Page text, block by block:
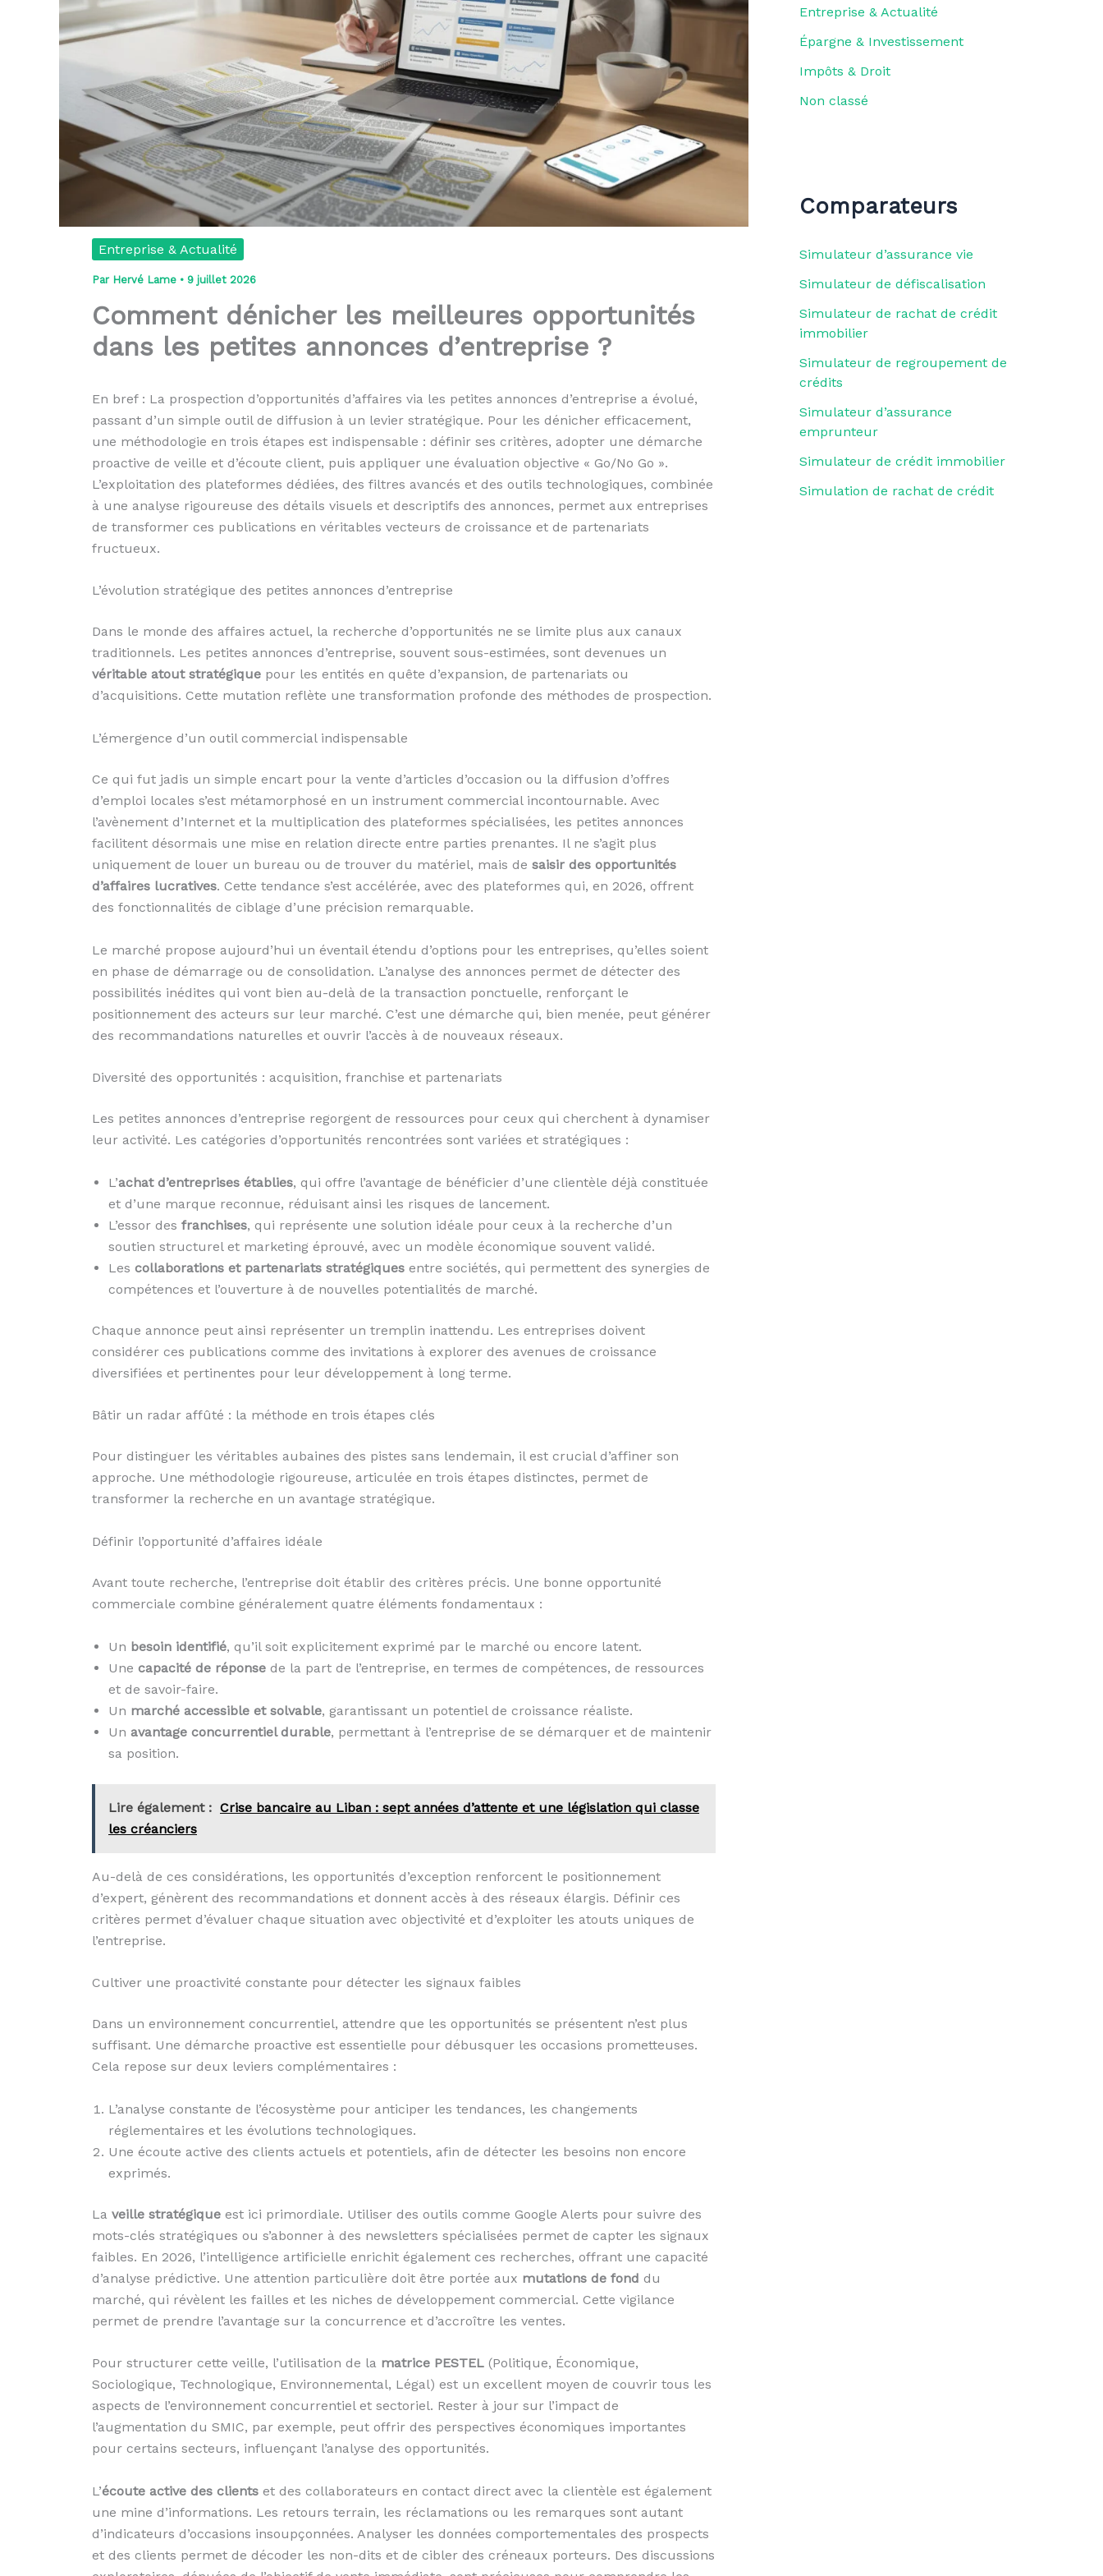
Entreprise & Actualité
Par Hervé Lame • 9 juillet 2026
Comment dénicher les meilleures opportunités
dans les petites annonces d’entreprise ?
En bref : La prospection d’opportunités d’affaires via les petites annonces d’entreprise a évolué,
passant d’un simple outil de diffusion à un levier stratégique. Pour les dénicher efficacement,
une méthodologie en trois étapes est indispensable : définir ses critères, adopter une démarche
proactive de veille et d’écoute client, puis appliquer une évaluation objective « Go/No Go ».
L’exploitation des plateformes dédiées, des filtres avancés et des outils technologiques, combinée
à une analyse rigoureuse des détails visuels et descriptifs des annonces, permet aux entreprises
de transformer ces publications en véritables vecteurs de croissance et de partenariats
fructueux.
L’évolution stratégique des petites annonces d’entreprise
Dans le monde des affaires actuel, la recherche d’opportunités ne se limite plus aux canaux
traditionnels. Les petites annonces d’entreprise, souvent sous-estimées, sont devenues un
véritable atout stratégique pour les entités en quête d’expansion, de partenariats ou
d’acquisitions. Cette mutation reflète une transformation profonde des méthodes de prospection.
L’émergence d’un outil commercial indispensable
Ce qui fut jadis un simple encart pour la vente d’articles d’occasion ou la diffusion d’offres
d’emploi locales s’est métamorphosé en un instrument commercial incontournable. Avec
l’avènement d’Internet et la multiplication des plateformes spécialisées, les petites annonces
facilitent désormais une mise en relation directe entre parties prenantes. Il ne s’agit plus
uniquement de louer un bureau ou de trouver du matériel, mais de saisir des opportunités
d’affaires lucratives. Cette tendance s’est accélérée, avec des plateformes qui, en 2026, offrent
des fonctionnalités de ciblage d’une précision remarquable.
Le marché propose aujourd’hui un éventail étendu d’options pour les entreprises, qu’elles soient
en phase de démarrage ou de consolidation. L’analyse des annonces permet de détecter des
possibilités inédites qui vont bien au-delà de la transaction ponctuelle, renforçant le
positionnement des acteurs sur leur marché. C’est une démarche qui, bien menée, peut générer
des recommandations naturelles et ouvrir l’accès à de nouveaux réseaux.
Diversité des opportunités : acquisition, franchise et partenariats
Les petites annonces d’entreprise regorgent de ressources pour ceux qui cherchent à dynamiser
leur activité. Les catégories d’opportunités rencontrées sont variées et stratégiques :
L’achat d’entreprises établies, qui offre l’avantage de bénéficier d’une clientèle déjà constituée
et d’une marque reconnue, réduisant ainsi les risques de lancement.
L’essor des franchises, qui représente une solution idéale pour ceux à la recherche d’un
soutien structurel et marketing éprouvé, avec un modèle économique souvent validé.
Les collaborations et partenariats stratégiques entre sociétés, qui permettent des synergies de
compétences et l’ouverture à de nouvelles potentialités de marché.
Chaque annonce peut ainsi représenter un tremplin inattendu. Les entreprises doivent
considérer ces publications comme des invitations à explorer des avenues de croissance
diversifiées et pertinentes pour leur développement à long terme.
Bâtir un radar affûté : la méthode en trois étapes clés
Pour distinguer les véritables aubaines des pistes sans lendemain, il est crucial d’affiner son
approche. Une méthodologie rigoureuse, articulée en trois étapes distinctes, permet de
transformer la recherche en un avantage stratégique.
Définir l’opportunité d’affaires idéale
Avant toute recherche, l’entreprise doit établir des critères précis. Une bonne opportunité
commerciale combine généralement quatre éléments fondamentaux :
Un besoin identifié, qu’il soit explicitement exprimé par le marché ou encore latent.
Une capacité de réponse de la part de l’entreprise, en termes de compétences, de ressources
et de savoir-faire.
Un marché accessible et solvable, garantissant un potentiel de croissance réaliste.
Un avantage concurrentiel durable, permettant à l’entreprise de se démarquer et de maintenir
sa position.
Lire également : Crise bancaire au Liban : sept années d’attente et une législation qui classe
les créanciers
Au-delà de ces considérations, les opportunités d’exception renforcent le positionnement
d’expert, génèrent des recommandations et donnent accès à des réseaux élargis. Définir ces
critères permet d’évaluer chaque situation avec objectivité et d’exploiter les atouts uniques de
l’entreprise.
Cultiver une proactivité constante pour détecter les signaux faibles
Dans un environnement concurrentiel, attendre que les opportunités se présentent n’est plus
suffisant. Une démarche proactive est essentielle pour débusquer les occasions prometteuses.
Cela repose sur deux leviers complémentaires :
L’analyse constante de l’écosystème pour anticiper les tendances, les changements
réglementaires et les évolutions technologiques.
Une écoute active des clients actuels et potentiels, afin de détecter les besoins non encore
exprimés.
La veille stratégique est ici primordiale. Utiliser des outils comme Google Alerts pour suivre des
mots-clés stratégiques ou s’abonner à des newsletters spécialisées permet de capter les signaux
faibles. En 2026, l’intelligence artificielle enrichit également ces recherches, offrant une capacité
d’analyse prédictive. Une attention particulière doit être portée aux mutations de fond du
marché, qui révèlent les failles et les niches de développement commercial. Cette vigilance
permet de prendre l’avantage sur la concurrence et d’accroître les ventes.
Pour structurer cette veille, l’utilisation de la matrice PESTEL (Politique, Économique,
Sociologique, Technologique, Environnemental, Légal) est un excellent moyen de couvrir tous les
aspects de l’environnement concurrentiel et sectoriel. Rester à jour sur l’impact de
l’augmentation du SMIC, par exemple, peut offrir des perspectives économiques importantes
pour certains secteurs, influençant l’analyse des opportunités.
L’écoute active des clients et des collaborateurs en contact direct avec la clientèle est également
une mine d’informations. Les retours terrain, les réclamations ou les remarques sont autant
d’indicateurs d’occasions insoupçonnées. Analyser les données comportementales des prospects
et des clients permet de décoder les non-dits et de cibler des créneaux porteurs. Des discussions
Entreprise & Actualité
Épargne & Investissement
Impôts & Droit
Non classé
Comparateurs
Simulateur d’assurance vie
Simulateur de défiscalisation
Simulateur de rachat de crédit
immobilier
Simulateur de regroupement de
crédits
Simulateur d’assurance
emprunteur
Simulateur de crédit immobilier
Simulation de rachat de crédit